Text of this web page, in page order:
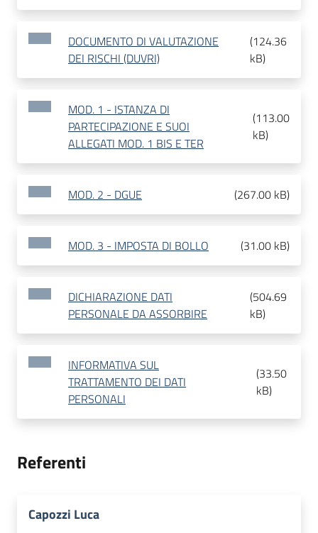
DOCUMENTO DI VALUTAZIONE
DEI RISCHI (DUVRI)
(124.36
kB)
MOD. 1 - ISTANZA DI
PARTECIPAZIONE E SUOI
ALLEGATI MOD. 1 BIS E TER
(113.00
kB)
MOD. 2 - DGUE (267.00 kB)
MOD. 3 - IMPOSTA DI BOLLO (31.00 kB)
DICHIARAZIONE DATI
PERSONALE DA ASSORBIRE
(504.69
kB)
INFORMATIVA SUL
TRATTAMENTO DEI DATI
PERSONALI
(33.50
kB)
Referenti
Capozzi Luca